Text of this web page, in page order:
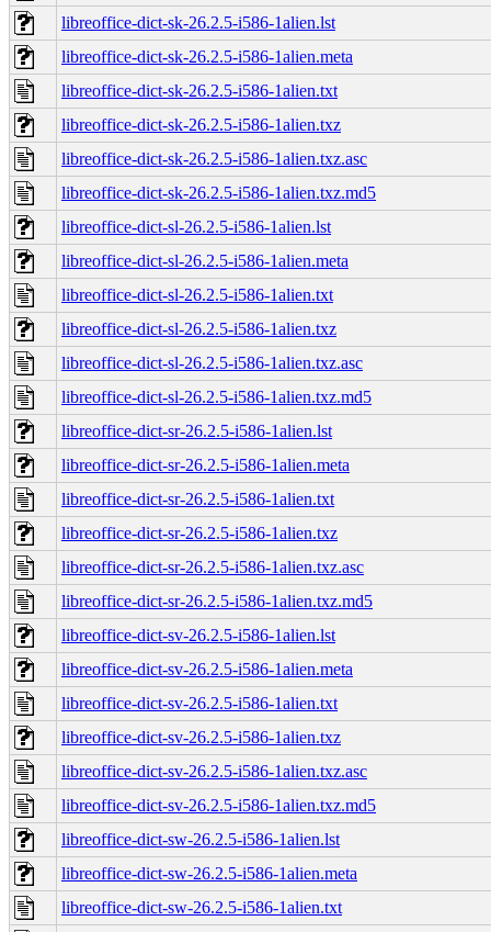
libreoffice-dict-sk-26.2.5-i586-1alien.lst
libreoffice-dict-sk-26.2.5-i586-1alien.meta
libreoffice-dict-sk-26.2.5-i586-1alien.txt
libreoffice-dict-sk-26.2.5-i586-1alien.txz
libreoffice-dict-sk-26.2.5-i586-1alien.txz.asc
libreoffice-dict-sk-26.2.5-i586-1alien.txz.md5
libreoffice-dict-sl-26.2.5-i586-1alien.lst
libreoffice-dict-sl-26.2.5-i586-1alien.meta
libreoffice-dict-sl-26.2.5-i586-1alien.txt
libreoffice-dict-sl-26.2.5-i586-1alien.txz
libreoffice-dict-sl-26.2.5-i586-1alien.txz.asc
libreoffice-dict-sl-26.2.5-i586-1alien.txz.md5
libreoffice-dict-sr-26.2.5-i586-1alien.lst
libreoffice-dict-sr-26.2.5-i586-1alien.meta
libreoffice-dict-sr-26.2.5-i586-1alien.txt
libreoffice-dict-sr-26.2.5-i586-1alien.txz
libreoffice-dict-sr-26.2.5-i586-1alien.txz.asc
libreoffice-dict-sr-26.2.5-i586-1alien.txz.md5
libreoffice-dict-sv-26.2.5-i586-1alien.lst
libreoffice-dict-sv-26.2.5-i586-1alien.meta
libreoffice-dict-sv-26.2.5-i586-1alien.txt
libreoffice-dict-sv-26.2.5-i586-1alien.txz
libreoffice-dict-sv-26.2.5-i586-1alien.txz.asc
libreoffice-dict-sv-26.2.5-i586-1alien.txz.md5
libreoffice-dict-sw-26.2.5-i586-1alien.lst
libreoffice-dict-sw-26.2.5-i586-1alien.meta
libreoffice-dict-sw-26.2.5-i586-1alien.txt